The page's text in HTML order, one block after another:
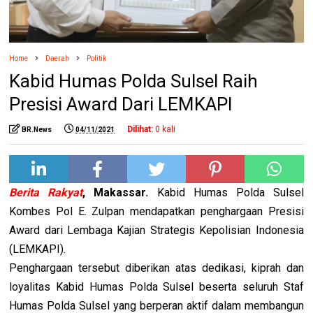
Home Daerah Politik
Kabid Humas Polda Sulsel Raih
Presisi Award Dari LEMKAPI
BR.News 04/11/2021 Dilihat: 0 kali
Berita Rakyat, Makassar. Kabid Humas Polda Sulsel
Kombes Pol E. Zulpan mendapatkan penghargaan Presisi
Award dari Lembaga Kajian Strategis Kepolisian Indonesia
(LEMKAPI).
Penghargaan tersebut diberikan atas dedikasi, kiprah dan
loyalitas Kabid Humas Polda Sulsel beserta seluruh Staf
Humas Polda Sulsel yang berperan aktif dalam membangun